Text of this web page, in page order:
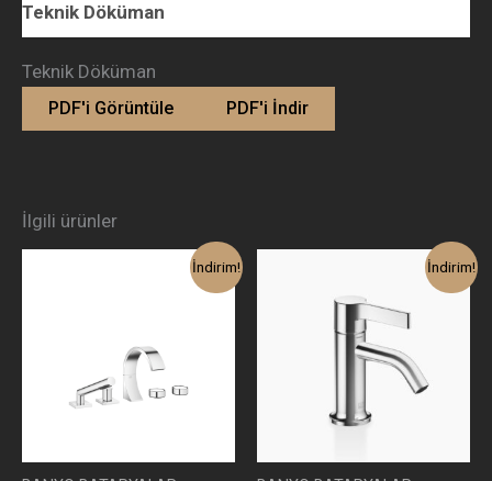
Teknik Döküman
Teknik Döküman
PDF'i Görüntüle PDF'i İndir
İlgili ürünler
İndirim!
288.000,00₺.
Şu
andaki
fiyat:
İndirim!
40.704,00₺.
Şu
andaki
fiyat: